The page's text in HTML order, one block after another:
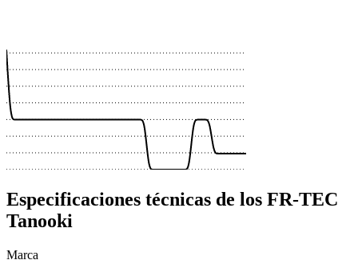
Especificaciones técnicas de los FR-TEC
Tanooki
Marca